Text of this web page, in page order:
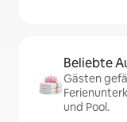
Beliebte
Gästen
und Pool.